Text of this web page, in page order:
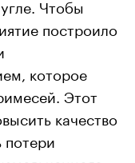
Чтобы
построило
которое
Этот
качество